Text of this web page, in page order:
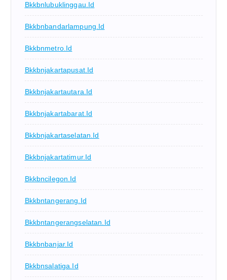
Bkkbnlubuklinggau.id
Bkkbnbandarlampung.id
Bkkbnmetro.id
Bkkbnjakartapusat.id
Bkkbnjakartautara.id
Bkkbnjakartabarat.id
Bkkbnjakartaselatan.id
Bkkbnjakartatimur.id
Bkkbncilegon.id
Bkkbntangerang.id
Bkkbntangerangselatan.id
Bkkbnbanjar.id
Bkkbnsalatiga.id